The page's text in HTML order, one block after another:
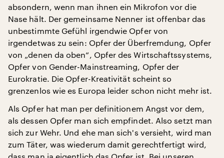
absondern, wenn man ihnen ein Mikrofon vor die
Nase hält. Der gemeinsame Nenner ist offenbar das
unbestimmte Gefühl irgendwie Opfer von
irgendetwas zu sein: Opfer der Überfremdung, Opfer
von „denen da oben“, Opfer des Wirtschaftssystems,
Opfer von Gender-Mainstreaming, Opfer der
Eurokratie. Die Opfer-Kreativität scheint so
grenzenlos wie es Europa leider schon nicht mehr ist.
Als Opfer hat man per definitionem Angst vor dem,
als dessen Opfer man sich empfindet. Also setzt man
sich zur Wehr. Und ehe man sich's versieht, wird man
zum Täter, was wiederum damit gerechtfertigt wird,